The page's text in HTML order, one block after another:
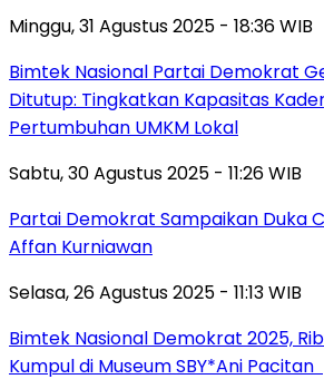
Minggu, 31 Agustus 2025 - 18:36 WIB
Bimtek Nasional Partai Demokrat
Ditutup: Tingkatkan Kapasitas
Pertumbuhan UMKM Lokal
Sabtu, 30 Agustus 2025 - 11:26 WIB
Partai Demokrat Sampaikan Duka
Affan Kurniawan
Selasa, 26 Agustus 2025 - 11:13 WIB
Bimtek Nasional Demokrat 2025,
Kumpul di Museum SBY*Ani Pacitan